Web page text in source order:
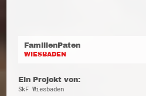
FamilienPaten
WIESBADEN
Ein Projekt von:
SkF Wiesbaden